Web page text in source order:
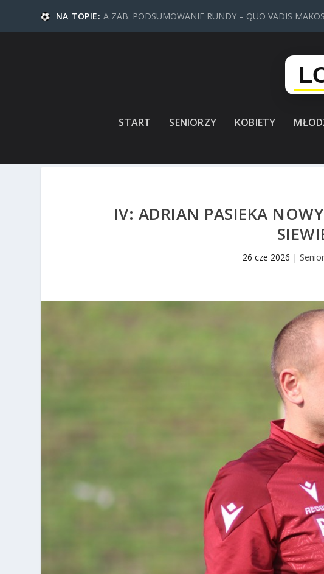
NA TOPIE: A ZAB: PODSUMOWANIE RUNDY – QUO VADIS
START SENIORZY KOBIETY
IV: ADRIAN PASIEKA
26 cze 2026 |